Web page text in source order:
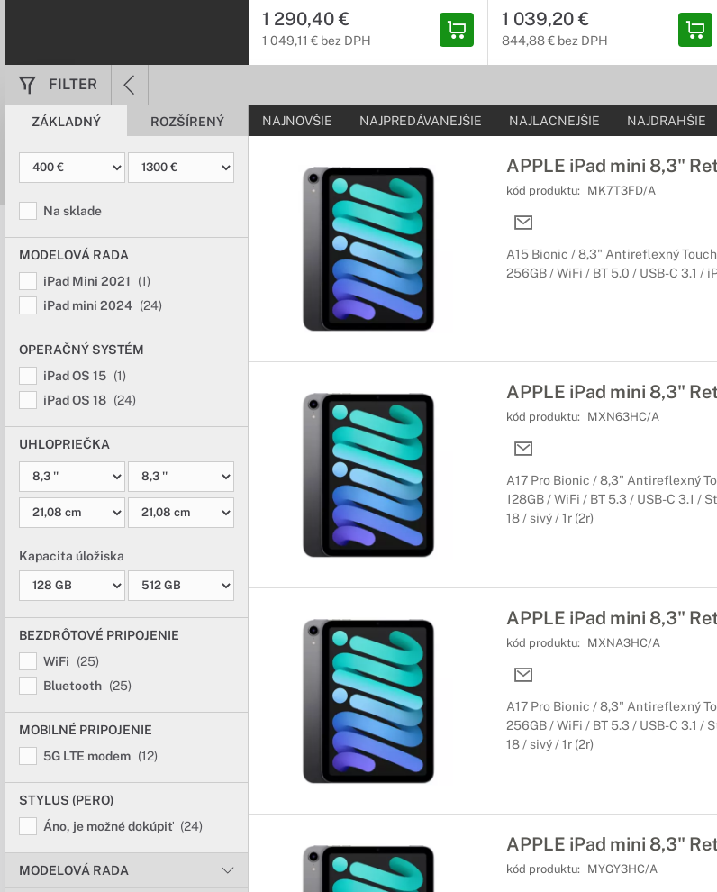
1 290,40 €
1 049,11 € bez DPH
1 039,20 €
844,88 € bez DPH
FILTER
ZÁKLADNÝ ROZŠÍRENÝ
Na sklade
MODELOVÁ RADA
iPad Mini 2021
(1)
iPad mini 2024 (24)
OPERAČNÝ SYSTÉM
iPad OS 15 (1)
iPad OS 18 (24)
UHLOPRIEČKA
Kapacita úložiska
BEZDRÔTOVÉ PRIPOJENIE
WiFi
(25)
Bluetooth (25)
MOBILNÉ PRIPOJENIE
5G LTE modem (12)
STYLUS (PERO)
Áno, je možné dokúpiť (24)
MODELOVÁ RADA
NAJNOVŠIE NAJPREDÁVANEJŠIE NAJLACNEJŠIE NAJDRAHŠIE
APPLE iPad mini 8,3"
kód produktu: MK7T3FD/A
A15 Bionic / 8,3" Antireflexný
256GB / WiFi / BT 5.0 / USB-C 3.1 /
APPLE iPad mini 8,3"
kód produktu: MXN63HC/A
A17 Pro Bionic / 8,3" Antireflexný
128GB / WiFi / BT 5.3 / USB-C 3.1 /
18 / sivý / 1r (2r)
APPLE iPad mini 8,3"
kód produktu: MXNA3HC/A
A17 Pro Bionic / 8,3" Antireflexný
256GB / WiFi / BT 5.3 / USB-C 3.1 /
18 / sivý / 1r (2r)
APPLE iPad mini 8,3"
kód produktu: MYGY3HC/A